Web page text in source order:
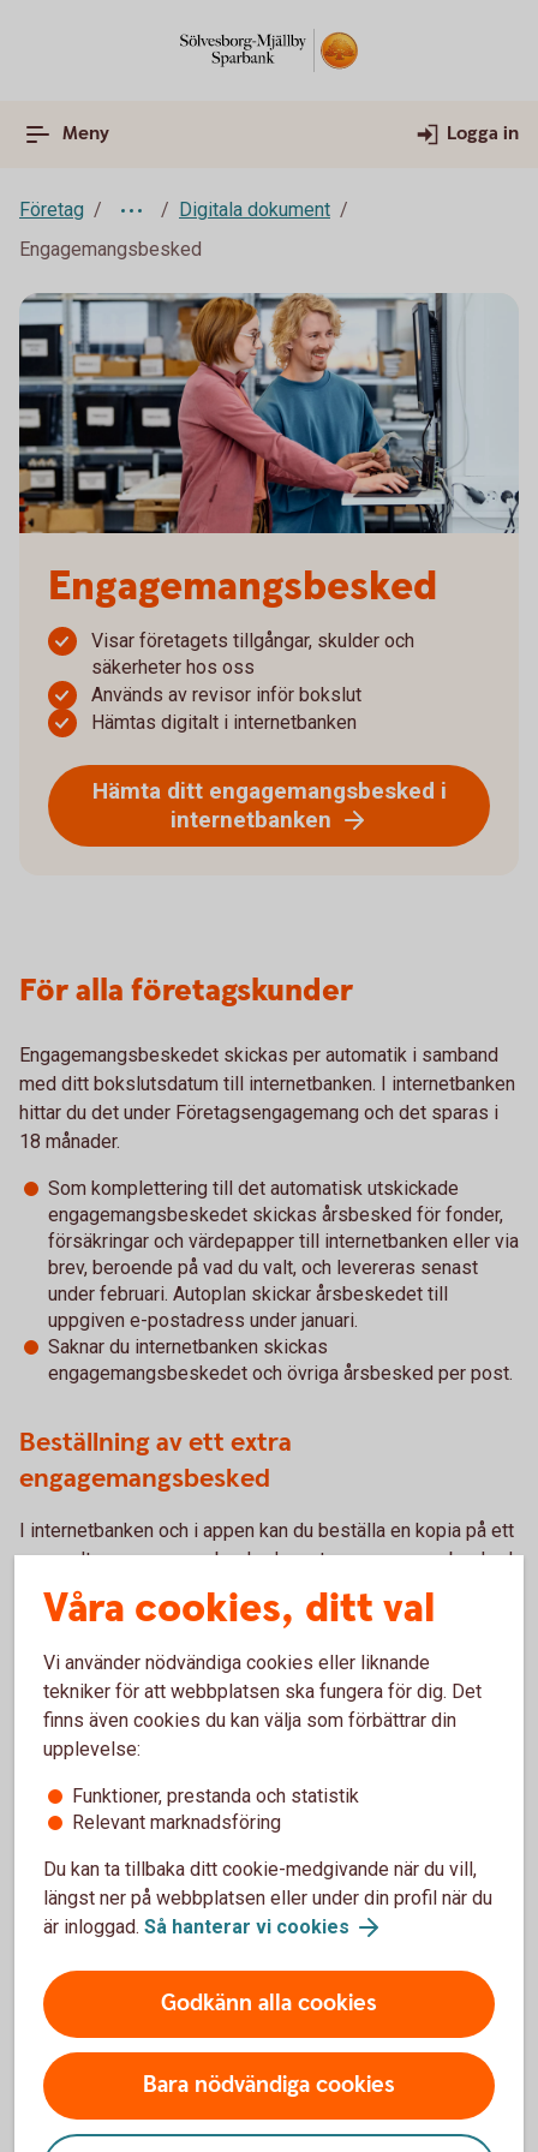
Meny Logga in
Företag
Digitala dokument
Engagemangsbesked
Engagemangsbesked
Visar företagets tillgångar, skulder och
säkerheter hos oss
Används av revisor inför bokslut
Hämtas digitalt i internetbanken
Hämta ditt engagemangsbesked i
internetbanken
För alla företagskunder
Engagemangsbeskedet skickas per automatik i samband
med ditt bokslutsdatum till internetbanken. I internetbanken
hittar du det under Företagsengagemang och det sparas i
18 månader.
Som komplettering till det automatisk utskickade
engagemangsbeskedet skickas årsbesked för fonder,
försäkringar och värdepapper till internetbanken eller via
brev, beroende på vad du valt, och levereras senast
under februari. Autoplan skickar årsbeskedet till
uppgiven e-postadress under januari.
Saknar du internetbanken skickas
engagemangsbeskedet och övriga årsbesked per post.
Beställning av ett extra
engagemangsbesked
I internetbanken och i appen kan du beställa en kopia på ett
gammalt engagemangsbesked samt engagemangsbesked
på avvikande bokslutsdatum. Du gör beställningen under
Företagets tjänster > Beställ nya tjänster. Välj per
lägga upp fler mottagare. När det är klart skickas det via
posten.
Företag med brutet räkenskapsår
Ett företag med brutet räkenskapsår och som har produkter
som ännu inte är inkluderade i det automatiska
engagemangsbeskedet måste alltid göra en
kompletterande beställning via internetbanken. Detta måste
exempelvis fonder, försäkringar, autoplan och värdepapper.
Så här tar din revisor enklast del
av engagemangsbeskedet
Du kan själv ge din revisor behörighet att både beställa och
Våra cookies, ditt val
Vi använder nödvändiga cookies eller liknande
tekniker för att webbplatsen ska fungera för dig. Det
finns även cookies du kan välja som förbättrar din
upplevelse:
Funktioner, prestanda och statistik
Relevant marknadsföring
Du kan ta tillbaka ditt cookie-medgivande när du vill,
längst ner på webbplatsen eller under din profil när du
är inloggad. Så hanterar vi cookies
Godkänn alla cookies
Bara nödvändiga cookies